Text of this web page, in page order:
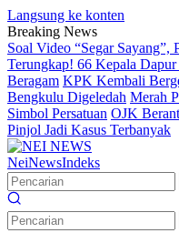
Langsung ke konten
Breaking News
Soal Video “Segar
Terungkap! 66 Kepala
Beragam KPK Kembali
Bengkulu Digeledah Merah
Simbol Persatuan OJK
Pinjol Jadi Kasus Terbanyak
NeiNewsIndeks